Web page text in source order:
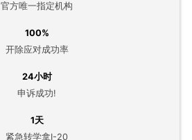
官方唯一指定机构
100%
开除应对成功率
24小时
申诉成功!
1天
紧急转学拿I-20